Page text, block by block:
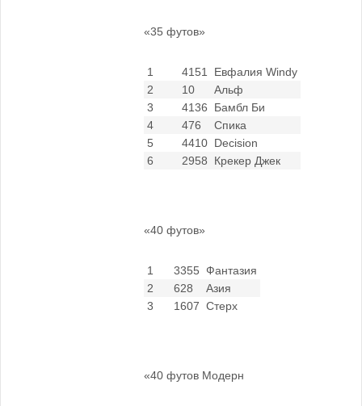
«35 футов»
1 4151
Евфалия Windy
2
10
Альф
3
4136
Бамбл Би
4
476
Спика
5
4410 Decision
6
2958 Крекер Джек
«40 футов»
1 3355 Фантазия
2
628
Азия
3
1607 Стерх
«40 футов Модерн